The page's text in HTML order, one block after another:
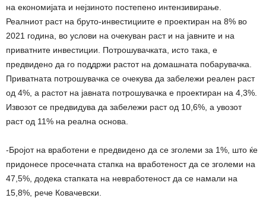
на економијата и нејзиното постепено интензивирање.
Реалниот раст на бруто-инвестициите е проектиран на 8% во
2021 година, во услови на очекуван раст и на јавните и на
приватните инвестиции. Потрошувачката, исто така, е
предвидено да го поддржи растот на домашната побарувачка.
Приватната потрошувачка се очекува да забележи реален раст
од 4%, а растот на јавната потрошувачка е проектиран на 4,3%.
Извозот се предвидува да забележи раст од 10,6%, а увозот
раст од 11% на реална основа.
-Бројот на вработени е предвидено да се зголеми за 1%, што ќе
придонесе просечната стапка на вработеност да се зголеми на
47,5%, додека стапката на невработеност да се намали на
15,8%, рече Ковачевски.